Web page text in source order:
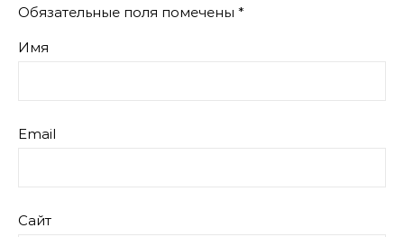
Обязательные поля помечены *
Имя
Email
Сайт